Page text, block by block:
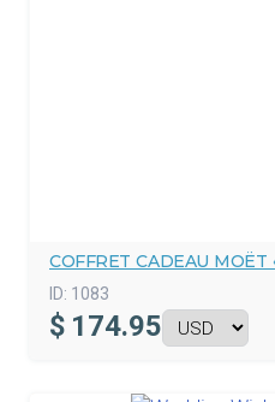
COFFRET CADEAU MOËT
ID: 1083
$ 174.95